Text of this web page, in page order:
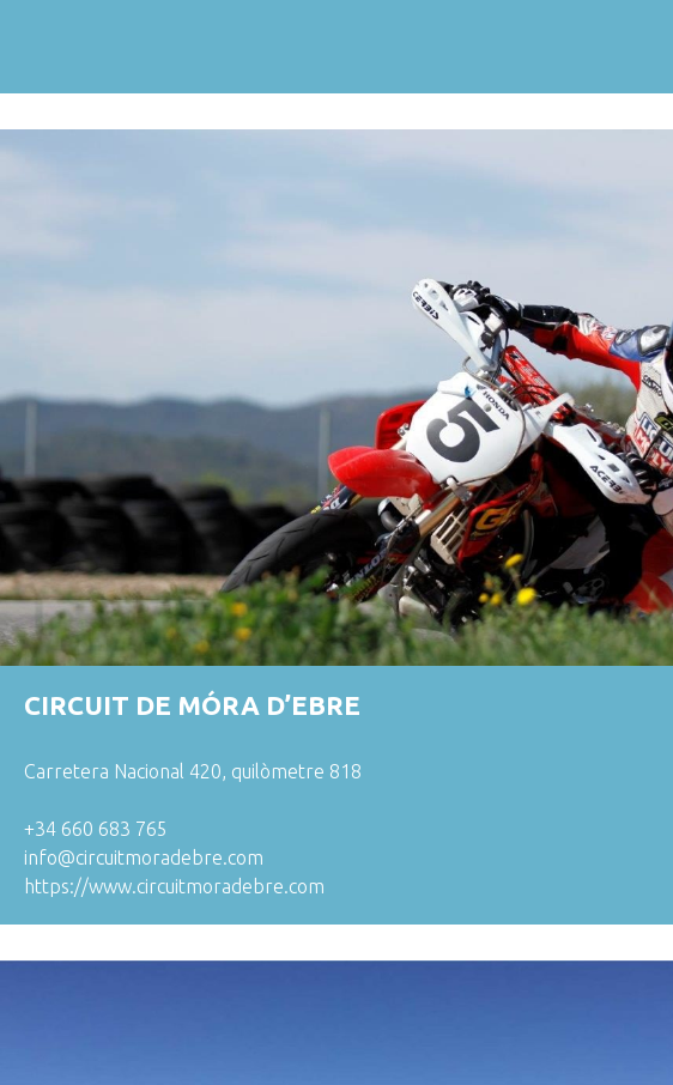
CIRCUIT DE MÓRA D’EBRE
Carretera Nacional 420, quilòmetre 818
+34 660 683 765
info@circuitmoradebre.com
https://www.circuitmoradebre.com